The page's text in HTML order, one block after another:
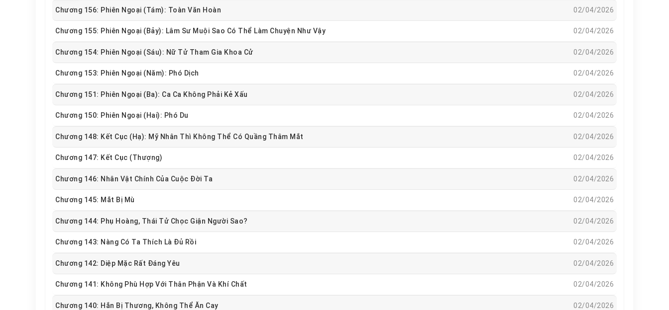
Dương, nàng mới nhận thấy thì ra kết cục bi thảm đời trước là bởi vì nàng không chọn nam nhân đẹp nhất.
Chương 156: Phiên Ngoại (tám): Toàn Văn Hoàn 02/04/2026
Chương 155: Phiên Ngoại (bảy): Lâm Sư Muội Sao Có Thể Làm Chuyện Như Vậy 02/04/2026
Chương 154: Phiên Ngoại (sáu): Nữ Tử Tham Gia Khoa Cử 02/04/2026
Chương 153: Phiên Ngoại (năm): Phó Dịch 02/04/2026
Chương 151: Phiên Ngoại (ba): Ca Ca Không Phải Kẻ Xấu 02/04/2026
Chương 150: Phiên Ngoại (hai): Phó Du 02/04/2026
Chương 148: Kết Cục (hạ): Mỹ Nhân Thì Không Thể Có Quầng Thâm Mắt 02/04/2026
Chương 147: Kết Cục (thượng) 02/04/2026
Chương 146: Nhân Vật Chính Của Cuộc Đời Ta 02/04/2026
Chương 145: Mắt Bị Mù 02/04/2026
Chương 144: Phụ Hoàng, Thái Tử Chọc Giận Người Sao? 02/04/2026
Chương 143: Nàng Có Ta Thích Là Đủ Rồi 02/04/2026
Chương 142: Diệp Mặc Rất Đáng Yêu 02/04/2026
Chương 141: Không Phù Hợp Với Thân Phận Và Khí Chất 02/04/2026
Chương 140: Hắn Bị Thương, Không Thể Ăn Cay 02/04/2026